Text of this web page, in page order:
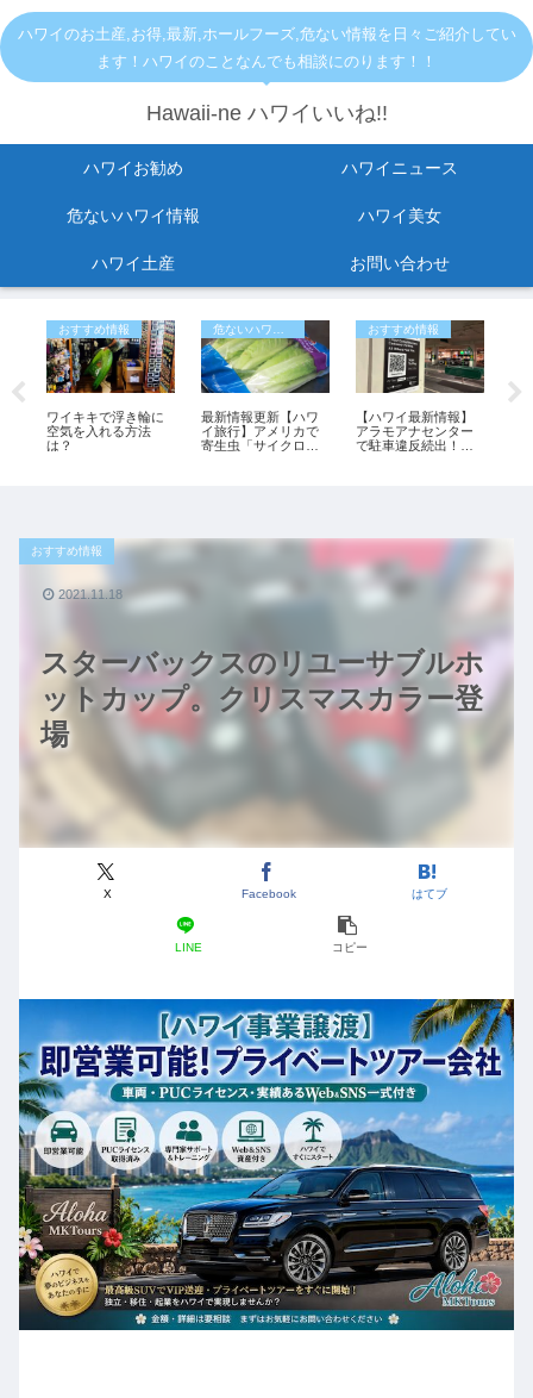
ハワイのお土産,お得,最新,ホールフーズ,危ない情報を日々ご紹介してい
ます！ハワイのことなんでも相談にのります！！
Hawaii-ne ハワイいいね!!
ハワイお勧め ハワイニュース
危ないハワイ情報 ハワイ美女
ハワイ土産 お問い合わせ
おすすめ情報
ワイキキで浮き輪に
空気を入れる方法
は？
最新情報更新【ハワ
イ旅行】アメリカで
寄生虫「サイクロス
おすすめ情報
【ハワイ最新情報】
アラモアナセンター
で駐車違反続出！無
スターバックスのリユーサブルホ
ットカップ。クリスマスカラー登
場
おすすめ情報
X Facebook はてブ
LINE コピー
2021.11.18